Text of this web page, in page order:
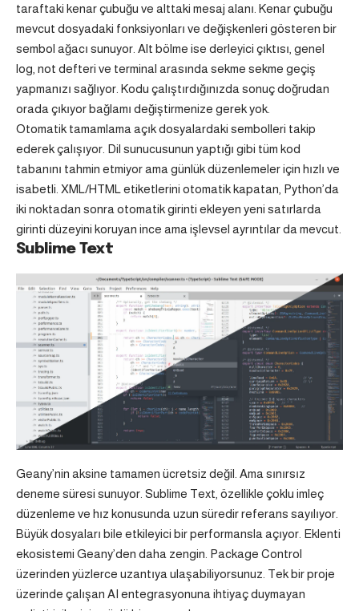
taraftaki kenar çubuğu ve alttaki mesaj alanı. Kenar çubuğu
mevcut dosyadaki fonksiyonları ve değişkenleri gösteren bir
sembol ağacı sunuyor. Alt bölme ise derleyici çıktısı, genel
log, not defteri ve terminal arasında sekme sekme geçiş
yapmanızı sağlıyor. Kodu çalıştırdığınızda sonuç doğrudan
orada çıkıyor bağlamı değiştirmenize gerek yok.
Otomatik tamamlama açık dosyalardaki sembolleri takip
ederek çalışıyor. Dil sunucusunun yaptığı gibi tüm kod
tabanını tahmin etmiyor ama günlük düzenlemeler için hızlı ve
isabetli. XML/HTML etiketlerini otomatik kapatan, Python’da
iki noktadan sonra otomatik girinti ekleyen yeni satırlarda
girinti düzeyini koruyan ince ama işlevsel ayrıntılar da mevcut.
Sublime Text
Geany’nin aksine tamamen ücretsiz değil. Ama sınırsız
deneme süresi sunuyor. Sublime Text, özellikle çoklu imleç
düzenleme ve hız konusunda uzun süredir referans sayılıyor.
Büyük dosyaları bile etkileyici bir performansla açıyor. Eklenti
ekosistemi Geany’den daha zengin. Package Control
üzerinden yüzlerce uzantıya ulaşabiliyorsunuz. Tek bir proje
üzerinde çalışan AI entegrasyonuna ihtiyaç duymayan